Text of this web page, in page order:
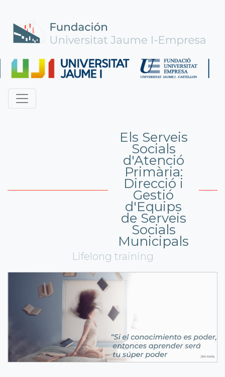
Els Serveis
Socials
d'Atenció
Primària:
Direcció i
Gestió
d'Equips
de Serveis
Socials
Municipals
Lifelong training